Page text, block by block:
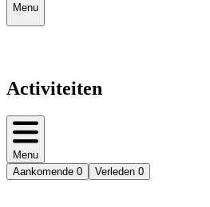
Menu
Activiteiten
Menu
Aankomende 0 Verleden 0